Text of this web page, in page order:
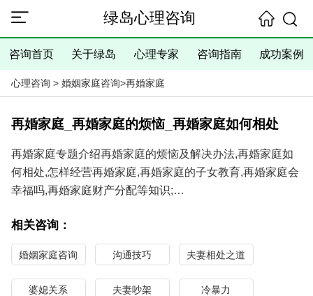
绿岛心理咨询
咨询首页 关于绿岛 心理专家 咨询指南 成功案例
心理咨询 > 婚姻家庭咨询>再婚家庭
再婚家庭_再婚家庭的烦恼_再婚家庭如何相处
再婚家庭专题介绍再婚家庭的烦恼及解决办法,再婚家庭如
何相处,怎样经营再婚家庭,再婚家庭的子女教育,再婚家庭会
幸福吗,再婚家庭财产分配等知识;
盾,让你远离再婚家庭的烦恼,学会再婚家庭的相处之道,从而
经营幸福和谐的再婚家庭。
婚姻家庭问题咨询热线：0571-86433196
相关咨询：
婚姻家庭咨询 沟通技巧 夫妻相处之道
婆媳关系 夫妻吵架 冷暴力